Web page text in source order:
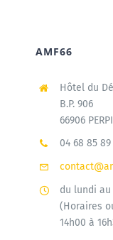
AMF66
Hôtel du
B.P. 906
66906
04 68 85 89
du lundi
(Horaires
14h00 à